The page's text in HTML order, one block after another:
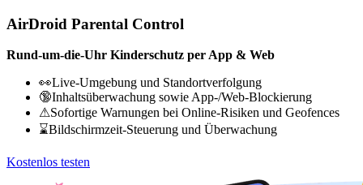
AirDroid Parental Control
Rund-um-die-Uhr Kinderschutz per App & Web
👀Live-Umgebung und Standortverfolgung
🔞Inhaltsüberwachung sowie App-/Web-Blockierung
⚠Sofortige Warnungen bei Online-Risiken und Geofences
⌛Bildschirmzeit-Steuerung und Überwachung
Kostenlos testen